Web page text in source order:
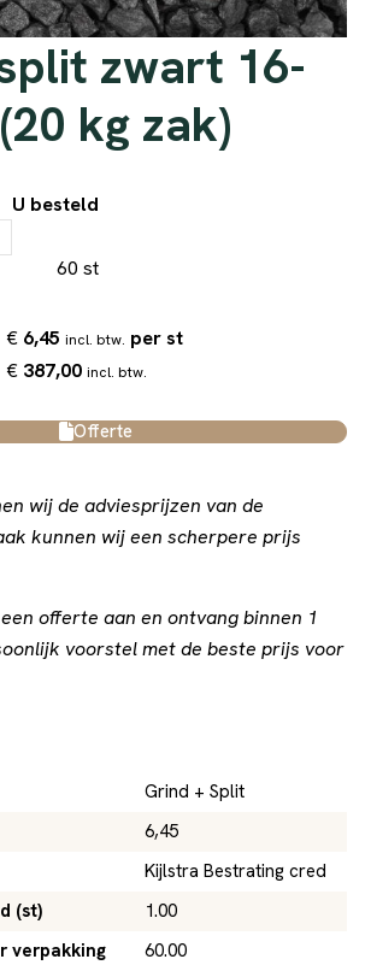
zwart 16-
kg zak)
U besteld
60 st
€ 6,45 incl. btw. per st
€ 387,00 incl. btw.
Offerte
wij de adviesprijzen van de
kunnen wij een scherpere prijs
offerte aan en ontvang binnen 1
voorstel met de beste prijs voor
Grind + Split
6,45
Kijlstra Bestrating cred
(st)
1.00
verpakking
60.00